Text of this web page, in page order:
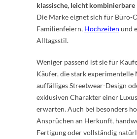
klassische, leicht
Die Marke eignet sich für Büro-
Familienfeiern, Hochzeiten und
Alltagsstil.
Weniger passend ist sie für
Käufer, die stark experimentelle
auffälliges Streetwear-Design
exklusiven Charakter einer
erwarten. Auch bei besonders
Ansprüchen an Herkunft,
Fertigung oder vollständig